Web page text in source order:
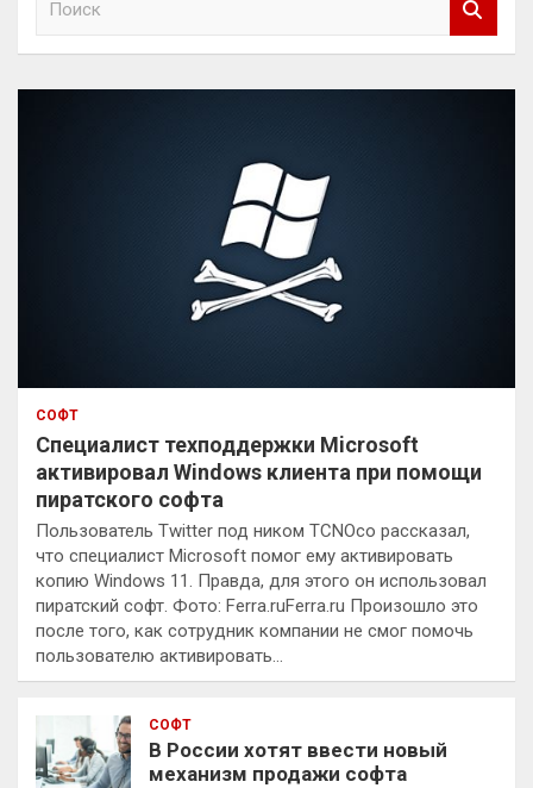
к
СОФТ
Специалист техподдержки Microsoft
активировал Windows клиента при помощи
пиратского софта
Пользователь Twitter под ником TCNOco рассказал,
что специалист Microsoft помог ему активировать
копию Windows 11. Правда, для этого он использовал
пиратский софт. Фото: Ferra.ruFerra.ru Произошло это
после того, как сотрудник компании не смог помочь
пользователю активировать…
СОФТ
В России хотят ввести новый
механизм продажи софта